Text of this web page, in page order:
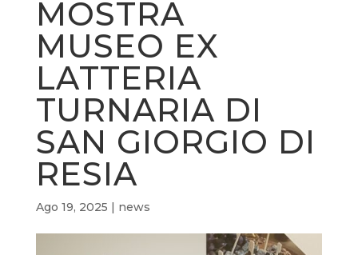
MOSTRA
MUSEO EX
LATTERIA
TURNARIA DI
SAN GIORGIO DI
RESIA
Ago 19, 2025 | news